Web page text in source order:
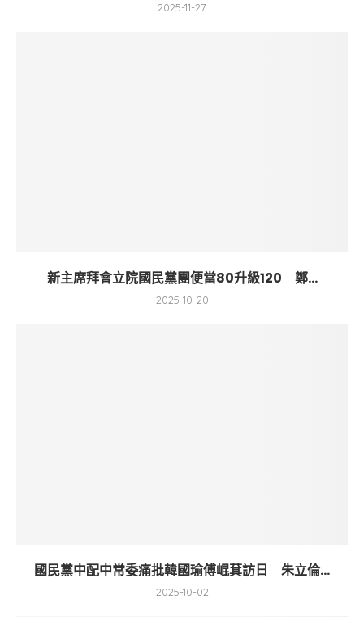
2025-11-27
新主席拜會立院國民黨團便當80升級120 鄭...
2025-10-20
國民黨中配中常委痛批韓國瑜傅崐萁訪日 朱立倫...
2025-10-02